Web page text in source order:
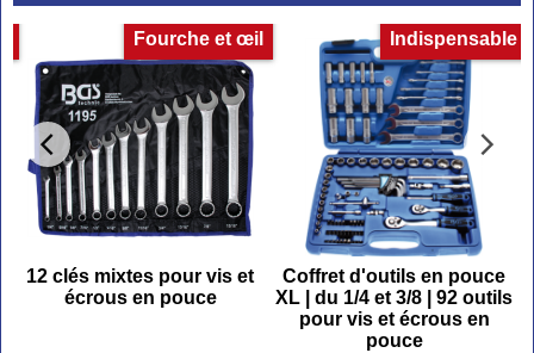
Fourche et œil
12 clés mixtes pour vis et
écrous en pouce
Indispensable
Coffret d'outils en pouce
XL | du 1/4 et 3/8 | 92 outils
pour vis et écrous en
pouce